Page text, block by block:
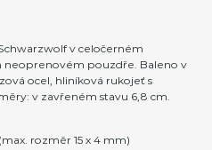
v celočerném
neoprenovém pouzdře. Baleno v
ocel, hliníková rukojeť s
v zavřeném stavu 6,8 cm.
(max. rozměr 15 x 4 mm)